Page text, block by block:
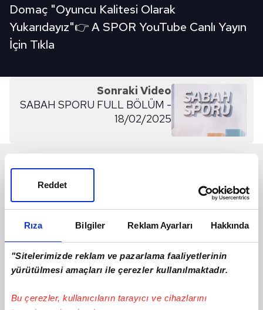
Rıza Bilgiler Reklam Ayarları Hakkında
"Sitelerimizde reklam ve pazarlama faaliyetlerinin
yürütülmesi amaçları ile çerezler kullanılmaktadır.
Bu çerezler, kullanıcıların tarayıcı ve cihazlarını
Reddet
Domaç "Oyuncu Kalitesi Olarak
Yukarıdayız"👉 A SPOR YouTube Canlı Yayın
İçin Tıkla
Sonraki Video
SABAH SPORU FULL BÖLÜM -
18/02/2025
SON 24 SAAT